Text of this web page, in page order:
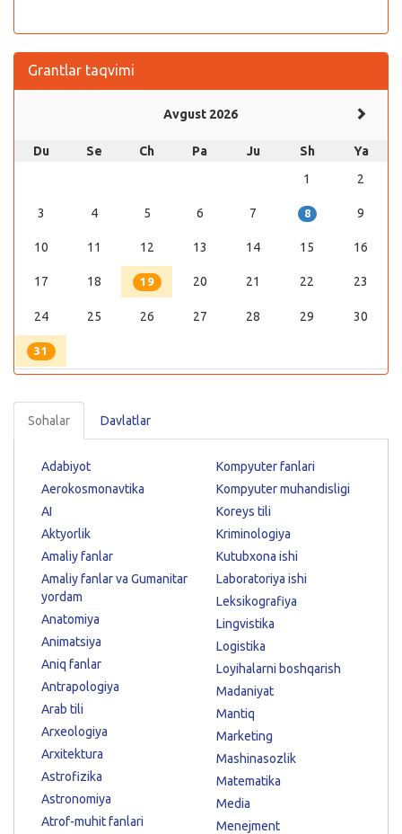
Grantlar taqvimi
Avgust 2026
Du Se Ch Pa Ju Sh
Ya
1
2
3 4 5 6 7 8 9
10 11 12 13 14 15 16
17 18 19 20 21 22 23
24 25 26 27 28 29 30
31
Sohalar Davlatlar
Adabiyot
Aerokosmonavtika
AI
Aktyorlik
Amaliy fanlar
Amaliy fanlar va Gumanitar
yordam
Anatomiya
Animatsiya
Aniq fanlar
Antrapologiya
Arab tili
Arxeologiya
Arxitektura
Astrofizika
Astronomiya
Atrof-muhit fanlari
Kompyuter fanlari
Kompyuter muhandisligi
Koreys tili
Kriminologiya
Kutubxona ishi
Laboratoriya ishi
Leksikografiya
Lingvistika
Logistika
Loyihalarni boshqarish
Madaniyat
Mantiq
Marketing
Mashinasozlik
Matematika
Media
Menejment